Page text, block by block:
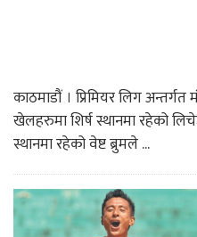
काठमाडौं । प्रिमियर लिग
खेलहरुमा शिर्ष स्थानमा रहेको
स्थानमा रहेको वेष्ट ब्रुमले ...